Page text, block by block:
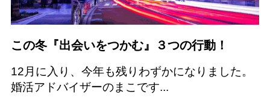
この冬『出会いをつかむ』３つの行動！
12月に入り、今年も残りわずかになりました。
婚活アドバイザーのまこです...